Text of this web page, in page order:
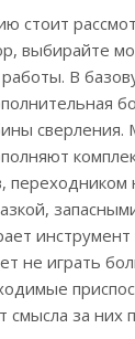
стоит
выбирайте
В
сверления.
переходником
инструмент
не играть
за них